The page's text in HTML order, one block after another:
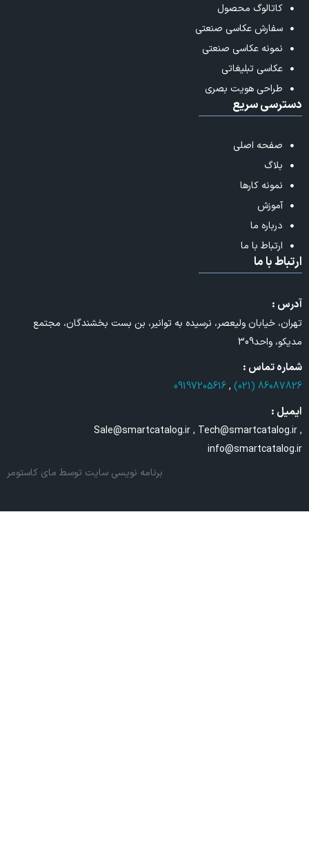
کاتالوگ محصول
سفارش عکاسی صنعتی
نمونه عکاسی صنعتی
عکاسی تبلیغاتی
طراحی هویت بصری
دسترسی سریع
صفحه اصلی
بلاگ
نمونه کارها
آموزش
درباره ما
ارتباط با ما
ارتباط با ما
آدرس :
تهران، خیابان ولیعصر، نرسیده به توانیر، بن بست بخشندگان، مجتمع
مدیکو، واحد309
شماره تماس :
86087826 (021)
,
09197205616
ایمیل :
Sale@smartcatalog.ir , Tech@smartcatalog.ir ,
info@smartcatalog.ir
برنامه نویسی سایت توسط مای کاستومر